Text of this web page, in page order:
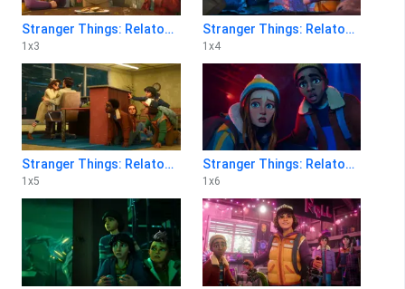
Stranger Things: Relatos del 85 1x3
1 x3
Stranger Things: Relatos del 85 1x4
1 x4
Stranger Things: Relatos del 85 1x5
1 x5
Stranger Things: Relatos del 85 1x6
1 x6